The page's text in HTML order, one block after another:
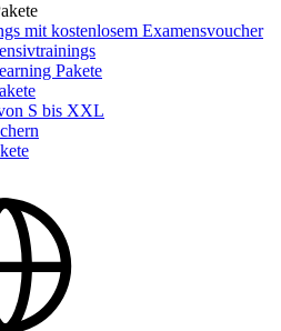
mit kostenlosem Examensvoucher
Pakete
S bis XXL